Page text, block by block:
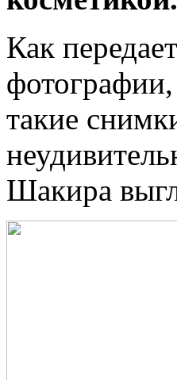
Как
такие
Шакира